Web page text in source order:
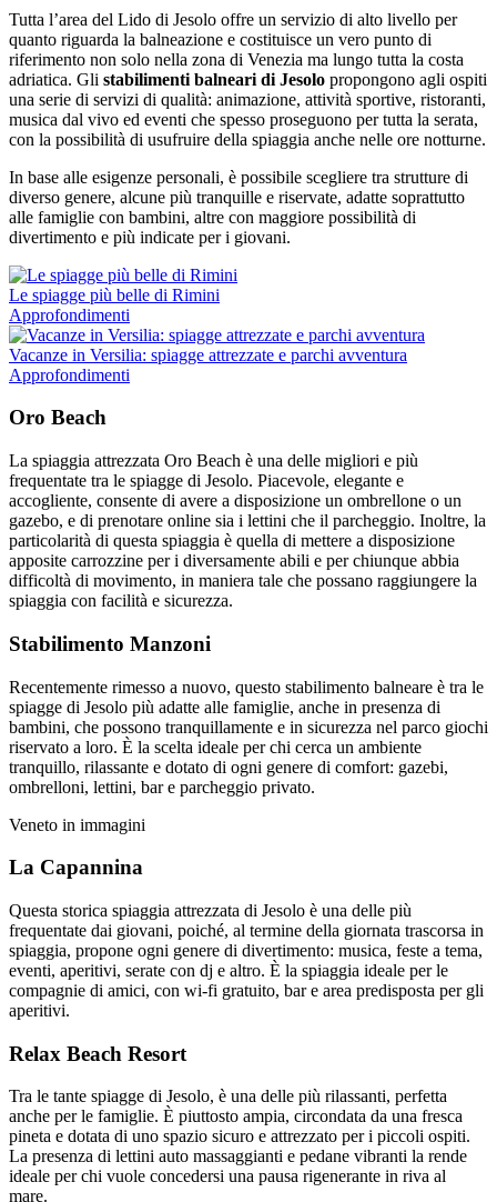
Tutta l’area del Lido di Jesolo offre un servizio di alto livello per
quanto riguarda la balneazione e costituisce un vero punto di
riferimento non solo nella zona di Venezia ma lungo tutta la costa
adriatica. Gli stabilimenti balneari di Jesolo propongono agli ospiti
una serie di servizi di qualità: animazione, attività sportive, ristoranti,
musica dal vivo ed eventi che spesso proseguono per tutta la serata,
con la possibilità di usufruire della spiaggia anche nelle ore notturne.
In base alle esigenze personali, è possibile scegliere tra strutture di
diverso genere, alcune più tranquille e riservate, adatte soprattutto
alle famiglie con bambini, altre con maggiore possibilità di
divertimento e più indicate per i giovani.
Le spiagge più belle di Rimini
Approfondimenti
Vacanze in Versilia: spiagge attrezzate e parchi avventura
Approfondimenti
Oro Beach
La spiaggia attrezzata Oro Beach è una delle migliori e più
frequentate tra le spiagge di Jesolo. Piacevole, elegante e
accogliente, consente di avere a disposizione un ombrellone o un
gazebo, e di prenotare online sia i lettini che il parcheggio. Inoltre, la
particolarità di questa spiaggia è quella di mettere a disposizione
apposite carrozzine per i diversamente abili e per chiunque abbia
difficoltà di movimento, in maniera tale che possano raggiungere la
spiaggia con facilità e sicurezza.
Stabilimento Manzoni
Recentemente rimesso a nuovo, questo stabilimento balneare è tra le
spiagge di Jesolo più adatte alle famiglie, anche in presenza di
bambini, che possono tranquillamente e in sicurezza nel parco giochi
riservato a loro. È la scelta ideale per chi cerca un ambiente
tranquillo, rilassante e dotato di ogni genere di comfort: gazebi,
ombrelloni, lettini, bar e parcheggio privato.
Veneto in immagini
La Capannina
Questa storica spiaggia attrezzata di Jesolo è una delle più
frequentate dai giovani, poiché, al termine della giornata trascorsa in
spiaggia, propone ogni genere di divertimento: musica, feste a tema,
eventi, aperitivi, serate con dj e altro. È la spiaggia ideale per le
compagnie di amici, con wi-fi gratuito, bar e area predisposta per gli
aperitivi.
Relax Beach Resort
Tra le tante spiagge di Jesolo, è una delle più rilassanti, perfetta
anche per le famiglie. È piuttosto ampia, circondata da una fresca
pineta e dotata di uno spazio sicuro e attrezzato per i piccoli ospiti.
La presenza di lettini auto massaggianti e pedane vibranti la rende
ideale per chi vuole concedersi una pausa rigenerante in riva al
mare.